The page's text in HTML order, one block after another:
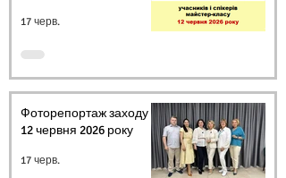
17 черв.
Фоторепортаж заходу
12 червня 2026 року
17 черв.